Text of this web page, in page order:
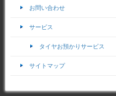
お問い合わせ
サービス
タイヤお預かりサービス
サイトマップ